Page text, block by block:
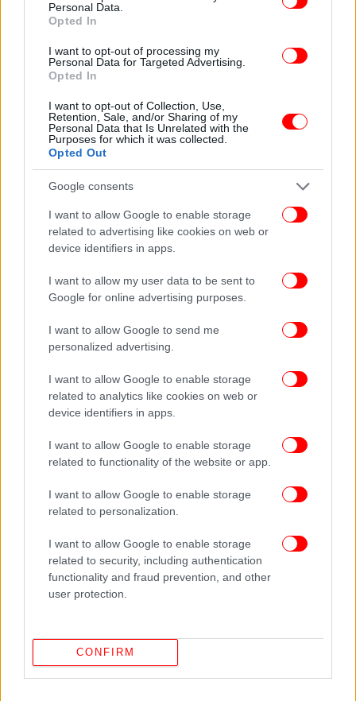
Personal Data.
Opted In
I want to opt-out of processing my
Personal Data for Targeted Advertising.
Opted In
I want to opt-out of Collection, Use,
Retention, Sale, and/or Sharing of my
Personal Data that Is Unrelated with the
Purposes for which it was collected.
Opted Out
Google consents
I want to allow Google to enable storage
related to advertising like cookies on web or
device identifiers in apps.
I want to allow my user data to be sent to
Google for online advertising purposes.
I want to allow Google to send me
personalized advertising.
I want to allow Google to enable storage
related to analytics like cookies on web or
device identifiers in apps.
I want to allow Google to enable storage
related to functionality of the website or app.
I want to allow Google to enable storage
related to personalization.
I want to allow Google to enable storage
related to security, including authentication
functionality and fraud prevention, and other
user protection.
CONFIRM
«Ειδικότερα, οι ρήτρες αναπροσαρμογής πρέπει να
εκθέτουν κατά τρόπο διαφανή την αιτία και τη
μέθοδο μεταβολής του κόστους του ηλεκτρικού
ρεύματος, ώστε ο καταναλωτής να μπορεί να
αντικειμενικά κι επαληθεύσιμα κριτήρια»
επισημαίνει η απόφαση, η οποία προσθέτει πως «η
ΔΕΗ μπορεί με τη δική της μόνο θέληση
οποιαδήποτε στιγμή που θα διαρκεί η ισχύς του
Συμβολαίου να αναπροσαρμόζει, τροποποιεί τους
όρους και το τιμολόγιο, ενώ ο καταναλωτής έχει το
δικαίωμα να το καταγγείλει».
χρεώνεται ξανά από την 1η Ιουλίου 2023.
ΟΛΕΣ ΟΙ ΕΙΔΗΣΕΙΣ
Μητσοτάκης από Γέρακα: Με ή χωρίς ευρωπαϊκά
λεφτά, ο φράχτης στον Έβρο θα τελειώσει
Συγκλονιστική κατάθεση αναισθησιολόγου για την
Τζωρτζίνα: Έγινε έκρηξη στο μυαλό μου, δεν είναι
Επαφές με ποινικούς είχαν οι τρομοκράτες -«Στόχευαν
σε ζωές αθώων ανθρώπων», είπε η εκπρόσωπος της
ΕΛ.ΑΣ.